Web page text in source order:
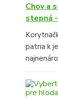
Chov a
stepná
patria k